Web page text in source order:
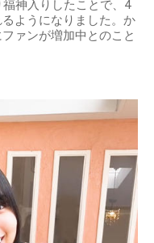
神入りしたことで、4
ようになりました。か
ァンが増加中とのこと